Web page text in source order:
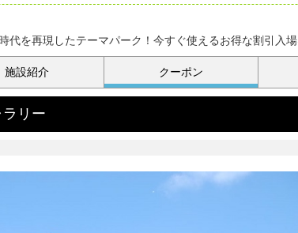
を再現したテーマパーク！今すぐ使えるお得な割引入
施設紹介 クーポン
リー